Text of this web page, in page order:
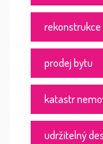
rekonstrukce
prodej bytu
katastr
udržitelný